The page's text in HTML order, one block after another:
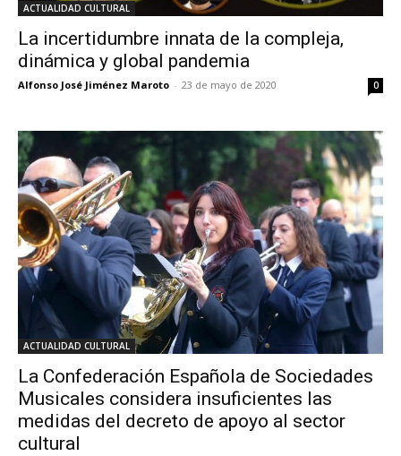
ACTUALIDAD CULTURAL
La incertidumbre innata de la compleja,
dinámica y global pandemia
Alfonso José Jiménez Maroto - 23 de mayo de 2020 0
ACTUALIDAD CULTURAL
La Confederación Española de Sociedades
Musicales considera insuficientes las
medidas del decreto de apoyo al sector
cultural